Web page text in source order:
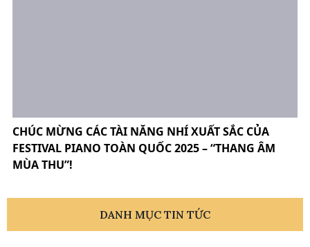
CHÚC MỪNG CÁC TÀI NĂNG NHÍ XUẤT SẮC CỦA
FESTIVAL PIANO TOÀN QUỐC 2025 – “THANG ÂM
MÙA THU”!
DANH MỤC TIN TỨC